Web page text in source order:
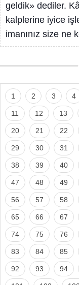
geldik» dediler.
kalplerine iyice
imanınız size ne
1 2 3 4
11 12 13
20 21 22
29 30 31
38 39 40
47 48 49
56 57 58
65 66 67
74 75 76
83 84 85
92 93 94